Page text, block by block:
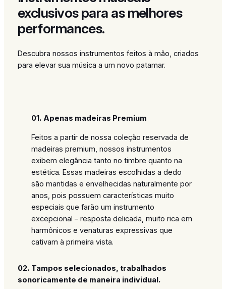
exclusivos para as melhores
performances.
Descubra nossos instrumentos feitos à mão, criados
para elevar sua música a um novo patamar.
01. Apenas madeiras Premium
Feitos a partir de nossa coleção reservada de
madeiras premium, nossos instrumentos
exibem elegância tanto no timbre quanto na
estética. Essas madeiras escolhidas a dedo
são mantidas e envelhecidas naturalmente por
anos, pois possuem características muito
especiais que farão um instrumento
excepcional – resposta delicada, muito rica em
harmônicos e venaturas expressivas que
cativam à primeira vista.
02. Tampos selecionados, trabalhados
sonoricamente de maneira individual.